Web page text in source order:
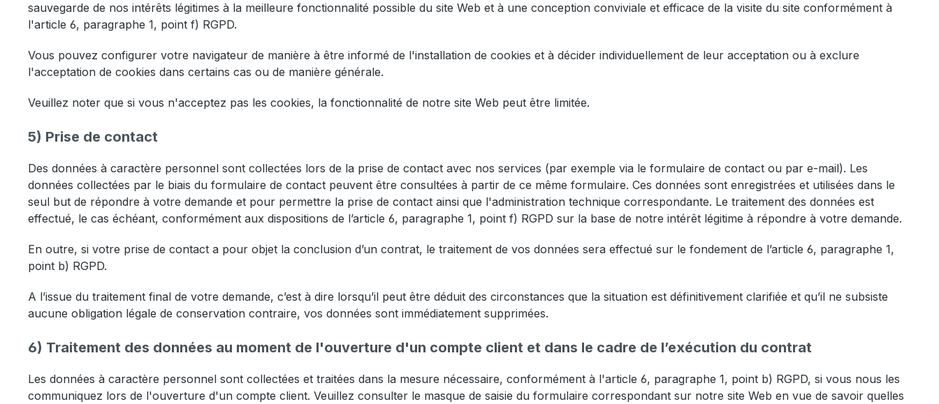
sauvegarde de nos intérêts légitimes à la meilleure fonctionnalité possible du site Web et à une conception conviviale et efficace de la visite du site conformément à
l'article 6, paragraphe 1, point f) RGPD.
Vous pouvez configurer votre navigateur de manière à être informé de l'installation de cookies et à décider individuellement de leur acceptation ou à exclure
l'acceptation de cookies dans certains cas ou de manière générale.
Veuillez noter que si vous n'acceptez pas les cookies, la fonctionnalité de notre site Web peut être limitée.
5) Prise de contact
Des données à caractère personnel sont collectées lors de la prise de contact avec nos services (par exemple via le formulaire de contact ou par e-mail). Les
données collectées par le biais du formulaire de contact peuvent être consultées à partir de ce même formulaire. Ces données sont enregistrées et utilisées dans le
seul but de répondre à votre demande et pour permettre la prise de contact ainsi que l'administration technique correspondante. Le traitement des données est
effectué, le cas échéant, conformément aux dispositions de l’article 6, paragraphe 1, point f) RGPD sur la base de notre intérêt légitime à répondre à votre demande.
En outre, si votre prise de contact a pour objet la conclusion d’un contrat, le traitement de vos données sera effectué sur le fondement de l’article 6, paragraphe 1,
point b) RGPD.
A l’issue du traitement final de votre demande, c’est à dire lorsqu’il peut être déduit des circonstances que la situation est définitivement clarifiée et qu’il ne subsiste
aucune obligation légale de conservation contraire, vos données sont immédiatement supprimées.
6) Traitement des données au moment de l'ouverture d'un compte client et dans le cadre de l’exécution du contrat
Les données à caractère personnel sont collectées et traitées dans la mesure nécessaire, conformément à l'article 6, paragraphe 1, point b) RGPD, si vous nous les
communiquez lors de l'ouverture d'un compte client. Veuillez consulter le masque de saisie du formulaire correspondant sur notre site Web en vue de savoir quelles